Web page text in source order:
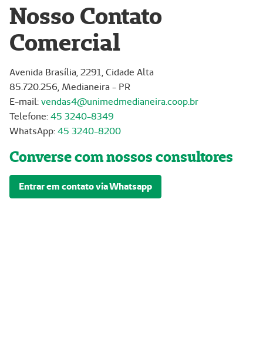
Nosso Contato
Comercial
Avenida Brasília, 2291, Cidade Alta
85.720.256, Medianeira - PR
E-mail:vendas4@unimedmedianeira.coop.br
Telefone:45 3240-8349
WhatsApp:45 3240-8200
Converse com nossos consultores
Entrar em contato via Whatsapp